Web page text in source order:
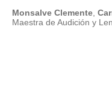
Monsalve Clemente
Maestra de Audición y